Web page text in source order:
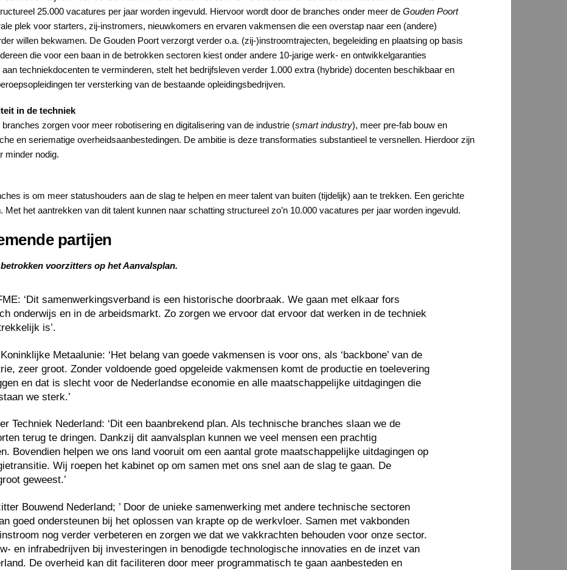
25.000 vacatures per jaar worden ingevuld. Hiervoor wordt door de branches onder meer de Gouden Poort
plek voor starters, zij-instromers, nieuwkomers en ervaren vakmensen die een overstap naar een (andere)
willen bekwamen. De Gouden Poort verzorgt verder o.a. (zij-)instroomtrajecten, begeleiding en plaatsing op basis
die voor een baan in de betrokken sectoren kiest onder andere 10-jarige werk- en ontwikkelgaranties
techniekdocenten te verminderen, stelt het bedrijfsleven verder 1.000 extra (hybride) docenten beschikbaar en
ter versterking van de bestaande opleidingsbedrijven.
in de techniek
zorgen voor meer robotisering en digitalisering van de industrie (smart industry), meer pre-fab bouw en
en seriematige overheidsaanbestedingen. De ambitie is deze transformaties substantieel te versnellen. Hierdoor zijn
minder nodig.
is om meer statushouders aan de slag te helpen en meer talent van buiten (tijdelijk) aan te trekken. Een gerichte
Met het aantrekken van dit talent kunnen naar schatting structureel zo’n 10.000 vacatures per jaar worden ingevuld.
partijen
voorzitters op het Aanvalsplan.
‘Dit samenwerkingsverband is een historische doorbraak. We gaan met elkaar fors
onderwijs en in de arbeidsmarkt. Zo zorgen we ervoor dat ervoor dat werken in de techniek
is’.
Metaalunie: ‘Het belang van goede vakmensen is voor ons, als ‘backbone’ van de
zeer groot. Zonder voldoende goed opgeleide vakmensen komt de productie en toelevering
en dat is slecht voor de Nederlandse economie en alle maatschappelijke uitdagingen die
we sterk.’
Techniek Nederland: ‘Dit een baanbrekend plan. Als technische branches slaan we de
terug te dringen. Dankzij dit aanvalsplan kunnen we veel mensen een prachtig
Bovendien helpen we ons land vooruit om een aantal grote maatschappelijke uitdagingen op
Wij roepen het kabinet op om samen met ons snel aan de slag te gaan. De
geweest.’
Bouwend Nederland; ’ Door de unieke samenwerking met andere technische sectoren
goed ondersteunen bij het oplossen van krapte op de werkvloer. Samen met vakbonden
nog verder verbeteren en zorgen we dat we vakkrachten behouden voor onze sector.
en infrabedrijven bij investeringen in benodigde technologische innovaties en de inzet van
De overheid kan dit faciliteren door meer programmatisch te gaan aanbesteden en